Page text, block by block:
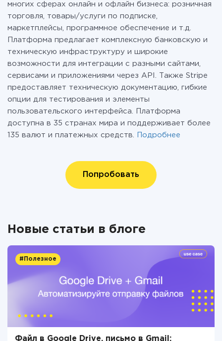
многих сферах онлайн и офлайн бизнеса: розничная
торговля, товары/услуги по подписке,
маркетплейсы, программное обеспечение и т.д.
Платформа предлагает комплексную банковскую и
техническую инфраструктуру и широкие
возможности для интеграции с разными сайтами,
сервисами и приложениями через API. Также Stripe
предоставляет техническую документацию, гибкие
опции для тестирования и элементы
пользовательского интерфейса. Платформа
доступна в 35 странах мира и поддерживает более
135 валют и платежных средств.
Подробнее
Попробовать
Новые статьи в блоге
#Полезное
Файл в Google Drive, письмо в Gmail: